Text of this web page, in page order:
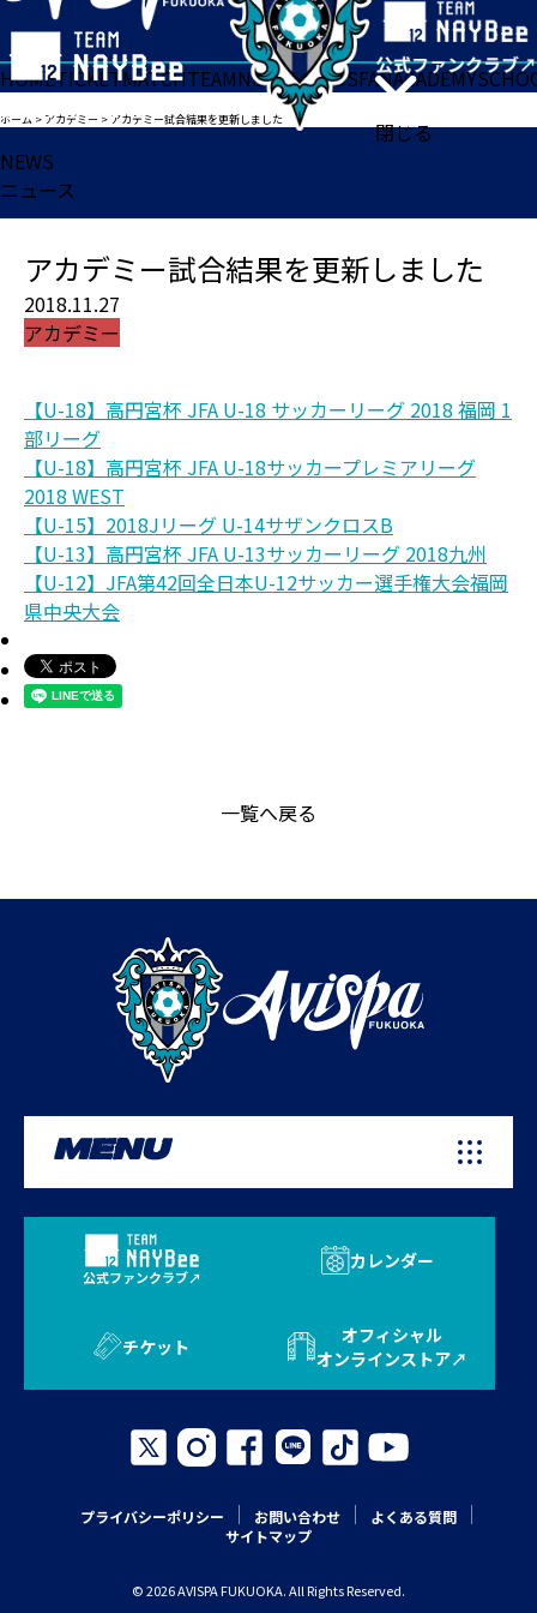
閉じる
HOMETICKETMATCHTEAMNEWSGOODSFANACADEMY
ホーム > アカデミー > アカデミー試合結果を更新しました
NEWS
ニュース
アカデミー試合結果を更新しました
2018.11.27
アカデミー
【U-18】高円宮杯 JFA U-18 サッカーリーグ 2018 福岡 1
部リーグ
【U-18】高円宮杯 JFA U-18サッカープレミアリーグ
2018 WEST
【U-15】2018Jリーグ U-14サザンクロスB
【U-13】高円宮杯 JFA U-13サッカーリーグ 2018九州
【U-12】JFA第42回全日本U-12サッカー選手権大会福岡
県中央大会
一覧へ戻る
MENU
公式ファンクラブ
カレンダー
チケット
オフィシャル
オンラインストア
プライバシーポリシー お問い合わせ
よくある質問
サイトマップ
© 2026 AVISPA FUKUOKA. All Rights Reserved.